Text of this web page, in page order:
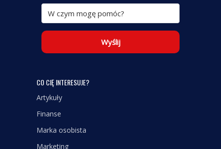
Wyślij
CO CIĘ INTERESUJE?
Artykuły
Finanse
Marka osobista
Marketing